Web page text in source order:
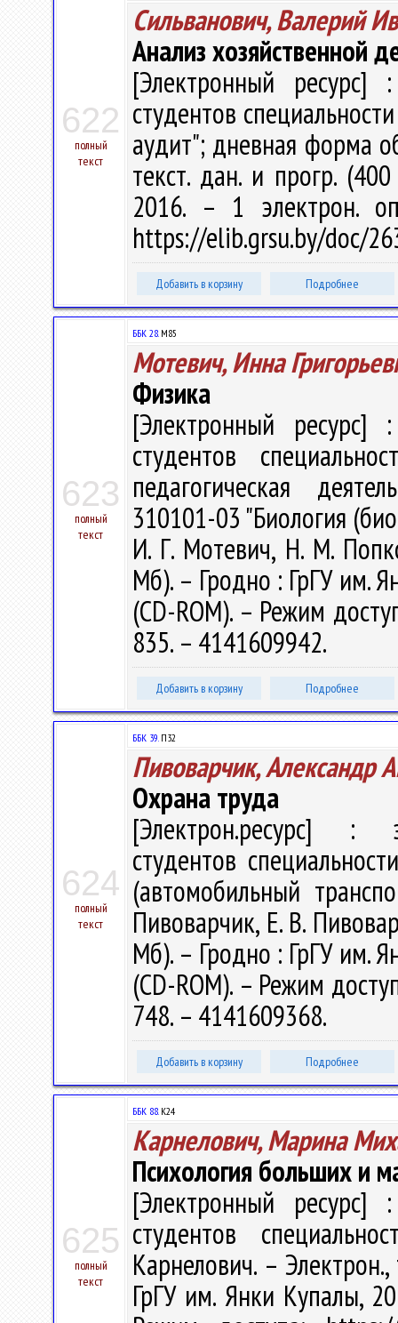
622
полный
текст
Сильванович, Валерий
Анализ хозяйственной
[Электронный ресурс]
студентов
аудит"; дневная форма
текст. дан. и прогр.
2016. – 1 электрон.
https://elib.grsu.by/doc/
Добавить в корзину Подробнее
623
полный
текст
ББК 28.М85
Мотевич, Инна
Физика
[Электронный ресурс]
студентов
педагогическая
310101-03 "Биология
И. Г. Мотевич, Н. М.
Мб). – Гродно : ГрГУ им.
(CD-ROM). – Режим
835. – 4141609942.
Добавить в корзину Подробнее
624
полный
текст
ББК 39.П32
Пивоварчик, Александр
Охрана труда
[Электрон.ресурс] :
студентов
(автомобильный
Пивоварчик, Е. В.
Мб). – Гродно : ГрГУ им.
(CD-ROM). – Режим
748. – 4141609368.
Добавить в корзину Подробнее
625
полный
текст
ББК 88.К24
Карнелович, Марина
Психология больших и
[Электронный ресурс]
студентов
Карнелович. –
ГрГУ им. Янки Купалы,